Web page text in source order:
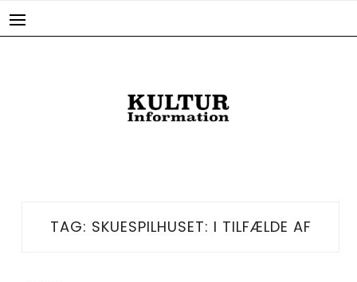
TAG: SKUESPILHUSET: I TILFÆLDE AF